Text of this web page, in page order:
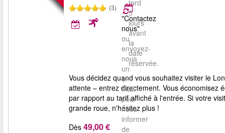
tard
5
jours
avant
la
date
réservée.
(3)
"Contactez
nous"
ou
envoyez-
nous
un
e-
mail
pour
nous
informer
de
Vous décidez quand vous souhaitez visiter le
attente – entrez directement. Vous économisez
par rapport au tarif affiché à l'entrée. Si votre
grande roue, n'hésitez plus !
Dès 49,00 €